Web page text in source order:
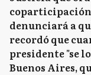
coparticipación
denunciará a
recordó que
presidente "se
Buenos Aires,